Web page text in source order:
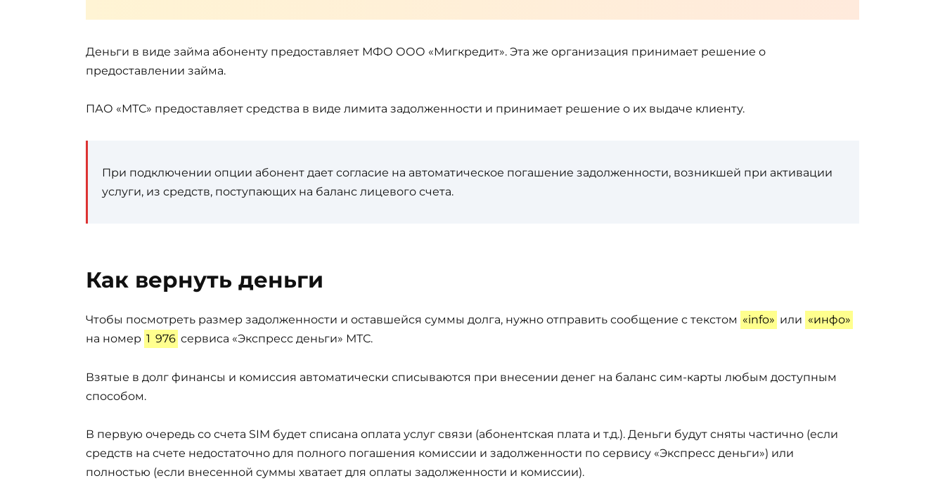
Деньги в виде займа абоненту предоставляет МФО ООО «Мигкредит». Эта же организация принимает решение о
предоставлении займа.
ПАО «МТС» предоставляет средства в виде лимита задолженности и принимает решение о их выдаче клиенту.
При подключении опции абонент дает согласие на автоматическое погашение задолженности, возникшей при активации
услуги, из средств, поступающих на баланс лицевого счета.
Как вернуть деньги
Чтобы посмотреть размер задолженности и оставшейся суммы долга, нужно отправить сообщение с текстом «info» или «инфо»
на номер 1 976 сервиса «Экспресс деньги» МТС.
Взятые в долг финансы и комиссия автоматически списываются при внесении денег на баланс сим-карты любым доступным
способом.
В первую очередь со счета SIM будет списана оплата услуг связи (абонентская плата и т.д.). Деньги будут сняты частично (если
средств на счете недостаточно для полного погашения комиссии и задолженности по сервису «Экспресс деньги») или
полностью (если внесенной суммы хватает для оплаты задолженности и комиссии).